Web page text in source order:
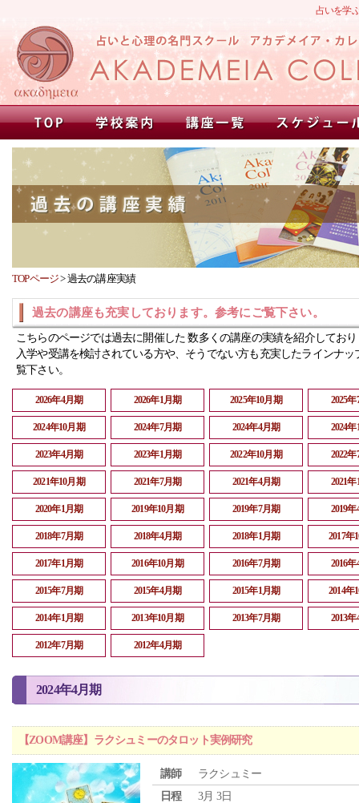
占いを学
TOPページ>過去の講座実績
過去の講座も充実しております。参考にご覧下さい。
こちらのページでは過去に開催した 数多くの講座の実績を紹介してお
入学や受講を検討されている方や、そうでない方も充実したラインナッ
覧下さい。
2026年4月期 2026年1月期 2025年10月期 2025
2024年10月期 2024年7月期 2024年4月期 2024
2023年4月期 2023年1月期 2022年10月期 2022
2021年10月期 2021年7月期 2021年4月期 2021
2020年1月期 2019年10月期 2019年7月期 2019
2018年7月期 2018年4月期 2018年1月期 2017年
2017年1月期 2016年10月期 2016年7月期 2016
2015年7月期 2015年4月期 2015年1月期 2014年
2014年1月期 2013年10月期 2013年7月期 2013
2012年7月期 2012年4月期
2024年4月期
【ZOOM講座】ラクシュミーのタロット実例研究
講師
ラクシュミー
日程
3月 3日